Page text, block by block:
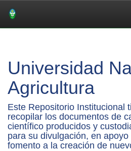
Universidad
Agricultura
Este Repositorio Institucional
recopilar los documentos de
científico producidos y
para su divulgación, en
fomento a la creación de